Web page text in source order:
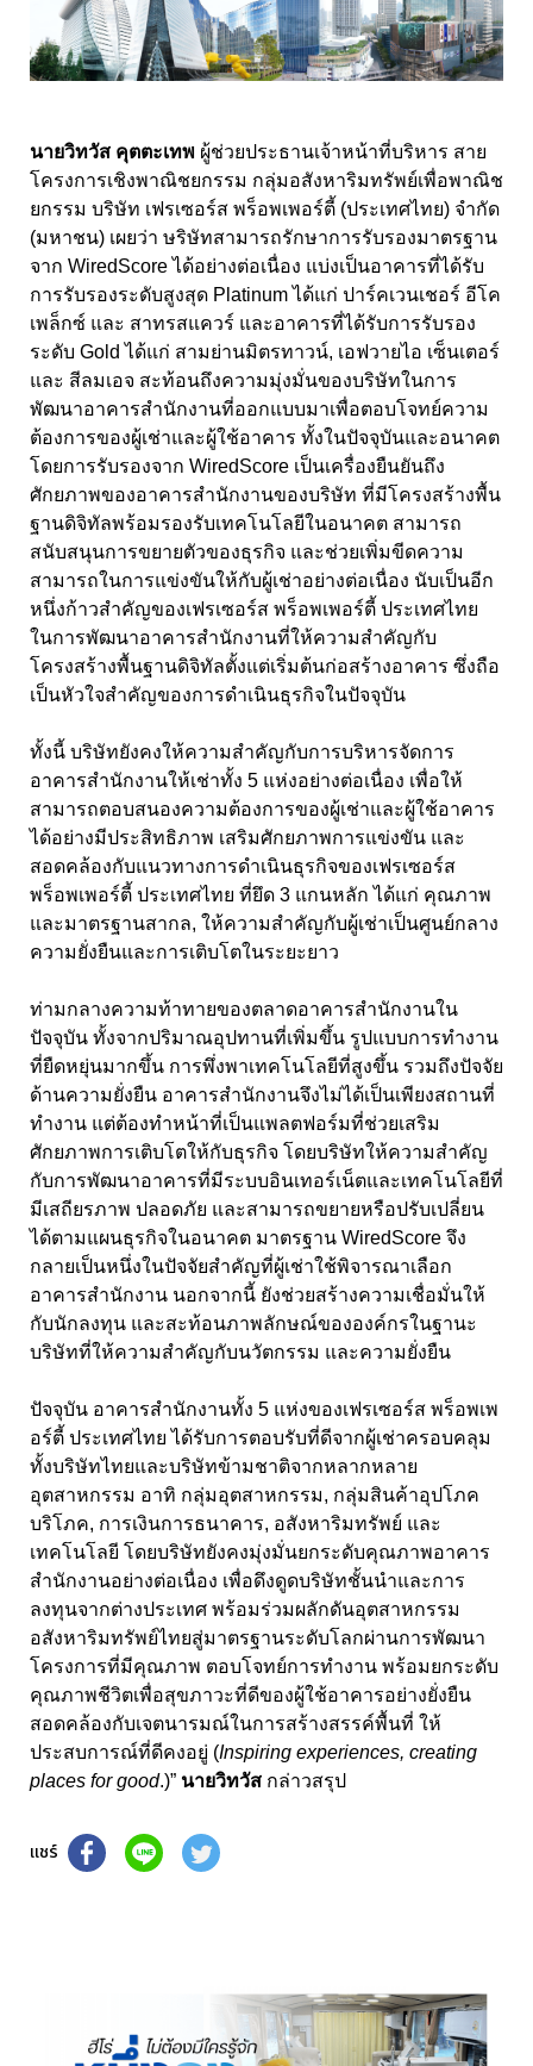
นายวิทวัส คุตตะเทพ ผู้ช่วยประธานเจ้าหน้าที่บริหาร สาย
โครงการเชิงพาณิชยกรรม กลุ่มอสังหาริมทรัพย์เพื่อพาณิช
ยกรรม บริษัท เฟรเซอร์ส พร็อพเพอร์ตี้ (ประเทศไทย) จำกัด
(มหาชน) เผยว่า ษริษัทสามารถรักษาการรับรองมาตรฐาน
จาก WiredScore ได้อย่างต่อเนื่อง แบ่งเป็นอาคารที่ได้รับ
การรับรองระดับสูงสุด Platinum ได้แก่ ปาร์คเวนเชอร์ อีโค
เพล็กซ์ และ สาทรสแควร์ และอาคารที่ได้รับการรับรอง
ระดับ Gold ได้แก่ สามย่านมิตรทาวน์, เอฟวายไอ เซ็นเตอร์
และ สีลมเอจ สะท้อนถึงความมุ่งมั่นของบริษัทในการ
พัฒนาอาคารสำนักงานที่ออกแบบมาเพื่อตอบโจทย์ความ
ต้องการของผู้เช่าและผู้ใช้อาคาร ทั้งในปัจจุบันและอนาคต
โดยการรับรองจาก WiredScore เป็นเครื่องยืนยันถึง
ศักยภาพของอาคารสำนักงานของบริษัท ที่มีโครงสร้างพื้น
ฐานดิจิทัลพร้อมรองรับเทคโนโลยีในอนาคต สามารถ
สนับสนุนการขยายตัวของธุรกิจ และช่วยเพิ่มขีดความ
สามารถในการแข่งขันให้กับผู้เช่าอย่างต่อเนื่อง นับเป็นอีก
หนึ่งก้าวสำคัญของเฟรเซอร์ส พร็อพเพอร์ตี้ ประเทศไทย
ในการพัฒนาอาคารสำนักงานที่ให้ความสำคัญกับ
โครงสร้างพื้นฐานดิจิทัลตั้งแต่เริ่มต้นก่อสร้างอาคาร ซึ่งถือ
เป็นหัวใจสำคัญของการดำเนินธุรกิจในปัจจุบัน
ทั้งนี้ บริษัทยังคงให้ความสำคัญกับการบริหารจัดการ
อาคารสำนักงานให้เช่าทั้ง 5 แห่งอย่างต่อเนื่อง เพื่อให้
สามารถตอบสนองความต้องการของผู้เช่าและผู้ใช้อาคาร
ได้อย่างมีประสิทธิภาพ เสริมศักยภาพการแข่งขัน และ
สอดคล้องกับแนวทางการดำเนินธุรกิจของเฟรเซอร์ส
พร็อพเพอร์ตี้ ประเทศไทย ที่ยึด 3 แกนหลัก ได้แก่ คุณภาพ
และมาตรฐานสากล, ให้ความสำคัญกับผู้เช่าเป็นศูนย์กลาง
ความยั่งยืนและการเติบโตในระยะยาว
ท่ามกลางความท้าทายของตลาดอาคารสำนักงานใน
ปัจจุบัน ทั้งจากปริมาณอุปทานที่เพิ่มขึ้น รูปแบบการทำงาน
ที่ยืดหยุ่นมากขึ้น การพึ่งพาเทคโนโลยีที่สูงขึ้น รวมถึงปัจจัย
ด้านความยั่งยืน อาคารสำนักงานจึงไม่ได้เป็นเพียงสถานที่
ทำงาน แต่ต้องทำหน้าที่เป็นแพลตฟอร์มที่ช่วยเสริม
ศักยภาพการเติบโตให้กับธุรกิจ โดยบริษัทให้ความสำคัญ
กับการพัฒนาอาคารที่มีระบบอินเทอร์เน็ตและเทคโนโลยีที่
มีเสถียรภาพ ปลอดภัย และสามารถขยายหรือปรับเปลี่ยน
ได้ตามแผนธุรกิจในอนาคต มาตรฐาน WiredScore จึง
กลายเป็นหนึ่งในปัจจัยสำคัญที่ผู้เช่าใช้พิจารณาเลือก
อาคารสำนักงาน นอกจากนี้ ยังช่วยสร้างความเชื่อมั่นให้
กับนักลงทุน และสะท้อนภาพลักษณ์ขององค์กรในฐานะ
บริษัทที่ให้ความสำคัญกับนวัตกรรม และความยั่งยืน
ปัจจุบัน อาคารสำนักงานทั้ง 5 แห่งของเฟรเซอร์ส พร็อพเพ
อร์ตี้ ประเทศไทย ได้รับการตอบรับที่ดีจากผู้เช่าครอบคลุม
ทั้งบริษัทไทยและบริษัทข้ามชาติจากหลากหลาย
อุตสาหกรรม อาทิ กลุ่มอุตสาหกรรม, กลุ่มสินค้าอุปโภค
บริโภค, การเงินการธนาคาร, อสังหาริมทรัพย์ และ
เทคโนโลยี โดยบริษัทยังคงมุ่งมั่นยกระดับคุณภาพอาคาร
สำนักงานอย่างต่อเนื่อง เพื่อดึงดูดบริษัทชั้นนำและการ
ลงทุนจากต่างประเทศ พร้อมร่วมผลักดันอุตสาหกรรม
อสังหาริมทรัพย์ไทยสู่มาตรฐานระดับโลกผ่านการพัฒนา
โครงการที่มีคุณภาพ ตอบโจทย์การทำงาน พร้อมยกระดับ
คุณภาพชีวิตเพื่อสุขภาวะที่ดีของผู้ใช้อาคารอย่างยั่งยืน
สอดคล้องกับเจตนารมณ์ในการสร้างสรรค์พื้นที่ ให้
ประสบการณ์ที่ดีคงอยู่ (Inspiring experiences, creating
places for good.)” นายวิทวัส กล่าวสรุป
แชร์